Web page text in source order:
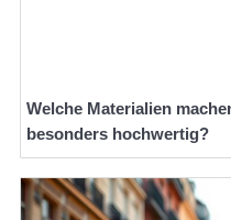
Welche Materialien
besonders hochwertig?